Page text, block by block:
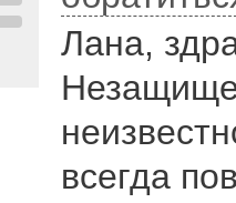
Лана,
всегда